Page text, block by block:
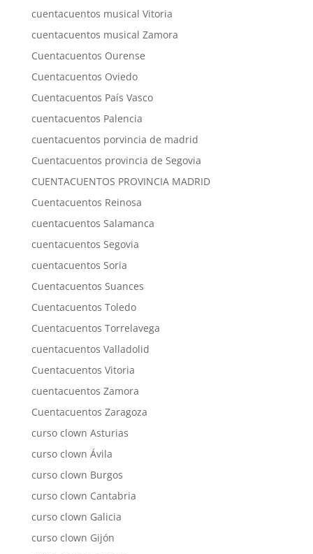
cuentacuentos musical Vitoria
cuentacuentos musical Zamora
Cuentacuentos Ourense
Cuentacuentos Oviedo
Cuentacuentos País Vasco
cuentacuentos Palencia
cuentacuentos porvincia de madrid
Cuentacuentos provincia de Segovia
CUENTACUENTOS PROVINCIA MADRID
Cuentacuentos Reinosa
cuentacuentos Salamanca
cuentacuentos Segovia
cuentacuentos Soria
Cuentacuentos Suances
Cuentacuentos Toledo
Cuentacuentos Torrelavega
cuentacuentos Valladolid
Cuentacuentos Vitoria
cuentacuentos Zamora
Cuentacuentos Zaragoza
curso clown Asturias
curso clown Ávila
curso clown Burgos
curso clown Cantabria
curso clown Galicia
curso clown Gijón